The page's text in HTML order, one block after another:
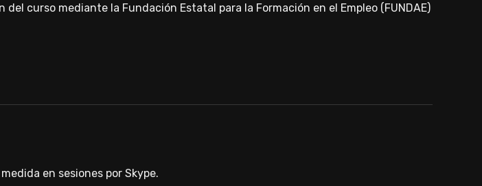
curso mediante la Fundación Estatal para la Formación en el Empleo (FUNDAE)
en sesiones por Skype.